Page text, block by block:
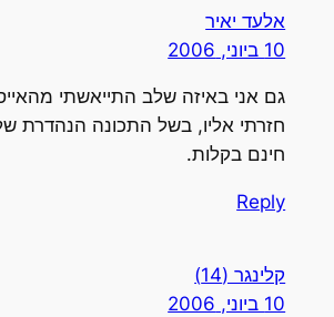
אלעד יאיר
10 ביוני, 2006
גם אני באיזה שלב התייאשתי
חינם בקלות.
Reply
קלינגר (14)
10 ביוני, 2006